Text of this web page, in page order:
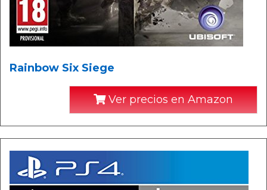
Rainbow Six Siege
Ver precios en Amazon